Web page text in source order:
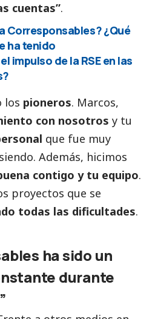
cuentas”.
Corresponsables? ¿Qué
ha tenido
impulso de la RSE en las
los pioneros. Marcos,
con nosotros y tu
que fue muy
Además, hicimos
contigo y tu equipo.
proyectos que se
todas las dificultades.
ha sido un
durante